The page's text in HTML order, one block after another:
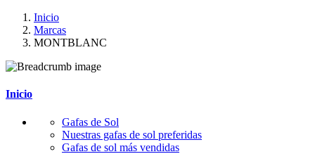
Inicio
Marcas
MONTBLANC
Inicio
Gafas de Sol
Nuestras gafas de sol preferidas
Gafas de sol más vendidas